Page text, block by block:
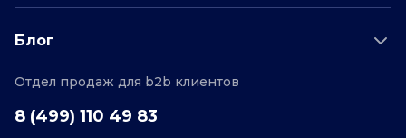
О проекте
Персональные данные
Блог
Редакционная политика
Отдел продаж для b2b клиентов
8 (499) 110 49 83